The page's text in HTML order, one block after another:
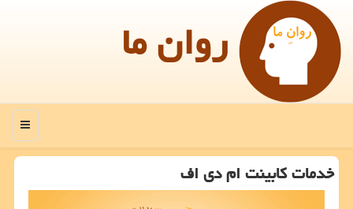
روان ما
منو
خدمات كابینت ام دی اف